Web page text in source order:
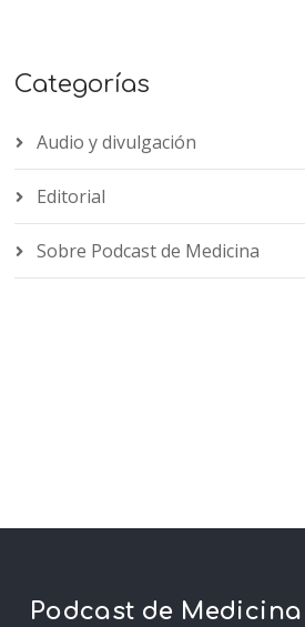
Categorías
Audio y divulgación
Editorial
Sobre Podcast de Medicina
Podcast de Medicina